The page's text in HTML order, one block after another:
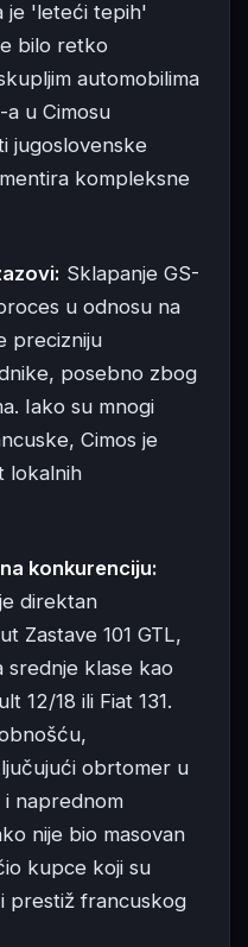
je 'leteći tepih'
bilo retko
automobilima
u Cimosu
jugoslovenske
kompleksne
Sklapanje GS-
u odnosu na
precizniju
posebno zbog
Iako su mnogi
Cimos je
lokalnih
konkurenciju:
direktan
Zastave 101 GTL,
srednje klase kao
12/18 ili Fiat 131.
obrtomer u
naprednom
nije bio masovan
kupce koji su
prestiž francuskog